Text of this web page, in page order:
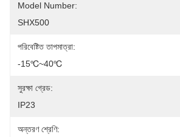
Model Number:
SHX500
পরিবেষ্টিত তাপমাত্রা:
-15℃~40℃
সুরক্ষা গ্রেড:
IP23
অন্তরণ শ্রেণি: